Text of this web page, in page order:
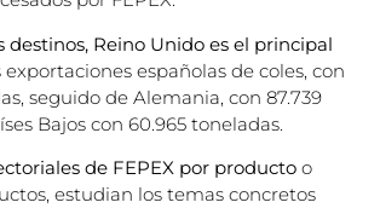
destinos, Reino Unido es el principal
exportaciones españolas de coles, con
seguido de Alemania, con 87.739
Bajos con 60.965 toneladas.
de FEPEX por producto o
estudian los temas concretos